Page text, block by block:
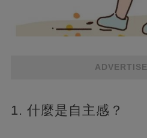
1. 什麼是自主感？